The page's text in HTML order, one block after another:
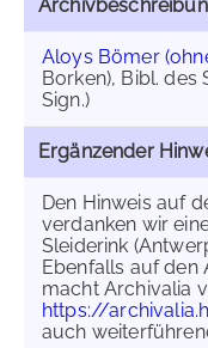
Aloys Bömer
Borken), Bibl. des
Sign.)
Ergänzender
Den Hinweis auf
verdanken wir
Sleiderink
Ebenfalls auf
macht Archivalia
https://
auch